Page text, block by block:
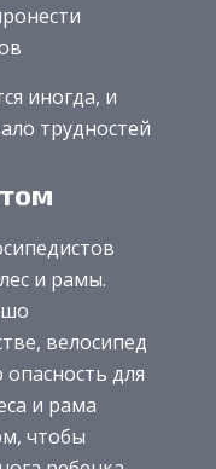
иногда, и
трудностей
и рамы.
велосипед
для
и рама
чтобы